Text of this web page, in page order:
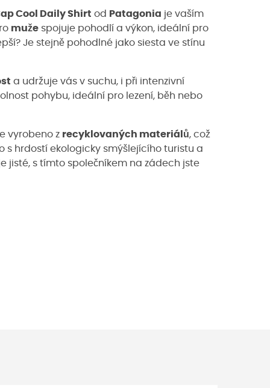
Cool Daily Shirt od Patagonia je vaším
muže spojuje pohodlí a výkon, ideální pro
Je stejně pohodlné jako siesta ve stínu
a udržuje vás v suchu, i při intenzivní
pohybu, ideální pro lezení, běh nebo
vyrobeno z recyklovaných materiálů, což
s hrdostí ekologicky smýšlejícího turistu a
jisté, s tímto společníkem na zádech jste